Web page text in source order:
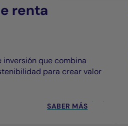
renta
inversión que combina
para crear valor
SABER MÁS